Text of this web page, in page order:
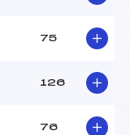
75
126
76